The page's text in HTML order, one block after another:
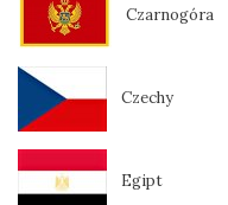
Czarnogóra
Czechy
Egipt